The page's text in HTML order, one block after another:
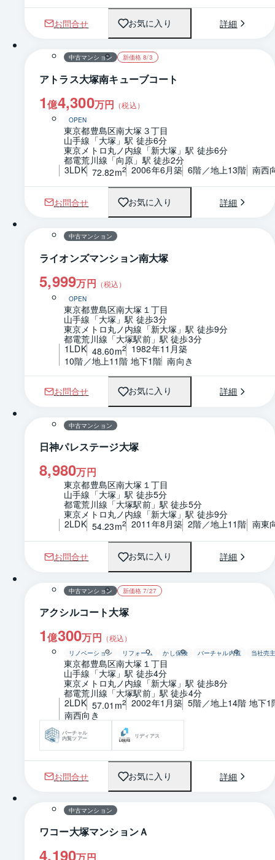
お問合せ お気に入り 詳細
1 / 0 間取り
中古マンション 新価格 8/3
アトラス大塚南キューブコート
1億4,300万円 （税込）
OPEN
東京都豊島区南大塚３丁目
山手線「大塚」駅 徒歩6分
東京メトロ丸ノ内線「新大塚」駅 徒歩6分
都電荒川線「向原」駅 徒歩2分
3LDK 72.82m2 2006年6月築 6階／地上13階 南西
お問合せ お気に入り 詳細
1 / 0 間取り
中古マンション
ライオンズマンション南大塚
5,999万円 （税込）
OPEN
東京都豊島区南大塚１丁目
山手線「大塚」駅 徒歩3分
東京メトロ丸ノ内線「新大塚」駅 徒歩9分
都電荒川線「大塚駅前」駅 徒歩3分
1LDK 48.60m2
1982年11月築
10階／地上11階 地下1階 南向き
お問合せ お気に入り 詳細
1 / 0 間取り
中古マンション
日神パレステージ大塚
8,980万円
東京都豊島区南大塚１丁目
山手線「大塚」駅 徒歩5分
都電荒川線「大塚駅前」駅 徒歩5分
東京メトロ丸ノ内線「新大塚」駅 徒歩9分
2LDK 54.23m2 2011年8月築 2階／地上11階 南東
お問合せ お気に入り 詳細
1 / 0 間取り
中古マンション 新価格 7/27
アクシルコート大塚
1億300万円 （税込）
リノベーション リフォーム かし保険 バーチャル内覧 当社売
東京都豊島区南大塚１丁目
山手線「大塚」駅 徒歩4分
東京メトロ丸ノ内線「新大塚」駅 徒歩8分
都電荒川線「大塚駅前」駅 徒歩4分
2LDK 57.01m2 2002年1月築 5階／地上14階 地下1
南西向き
バーチャル
内覧ツアー
リディアス
お問合せ お気に入り 詳細
1 / 0 間取り
中古マンション
ワコー大塚マンションＡ
4,190万円